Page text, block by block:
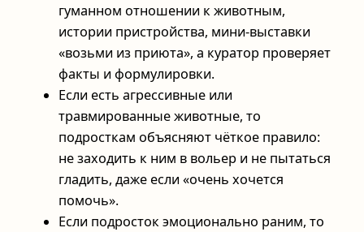
гуманном отношении к животным,
истории пристройства, мини-выставки
«возьми из приюта», а куратор проверяет
факты и формулировки.
Если есть агрессивные или
травмированные животные, то
подросткам объясняют чёткое правило:
не заходить к ним в вольер и не пытаться
гладить, даже если «очень хочется
помочь».
Если подросток эмоционально раним, то